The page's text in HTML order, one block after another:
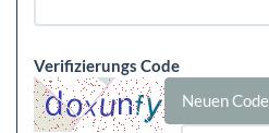
Verifizierungs Code